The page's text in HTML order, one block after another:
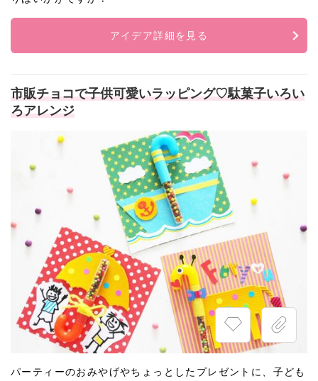
アイデア詳細を見る
市販チョコで子供可愛いラッピング♡駄菓子いろい
ろアレンジ
パーティーのおみやげやちょっとしたプレゼントに、子ども